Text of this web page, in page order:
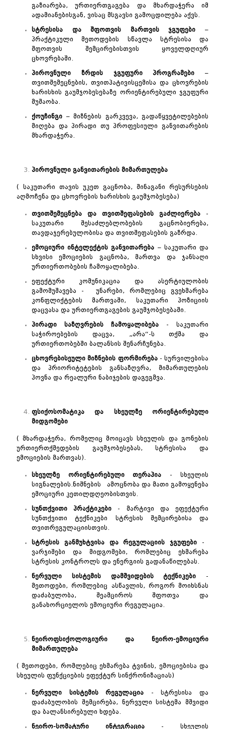
გაზიარება, ურთიერთგაგება და მხარდაჭერა იმ
ადამიანებისგან, ვისაც მსგავსი გამოცდილება აქვს.
სტრესისა და შფოთვის მართვის ჯგუფები –
პრაქტიკული მეთოდების სწავლა სტრესისა და
შფოთვის შემცირებისთვის ყოველდღიურ
ცხოვრებაში.
პიროვნული ზრდის ჯგუფური პროგრამები –
თვითშემეცნების, თვითპატივისცემისა და ცხოვრების
ხარისხის გაუმჯობესებაზე ორიენტირებული ჯგუფური
მუშაობა.
ქოუჩინგი – მიზნების გარკვევა, გადაწყვეტილებების
მიღება და პირადი თუ პროფესიული განვითარების
მხარდაჭერა.
პიროვნული განვითარების მიმართულება
( საკუთარი თავის უკეთ გაცნობა, შინაგანი რესურსების
აღმოჩენა და ცხოვრების ხარისხის გაუმჯობესება)
თვითშემეცნება და თვითშეფასების გაძლიერება -
საკუთარი შესაძლებლობების გაცნობიერება,
თავდაჯერებულობისა და თვითშეფასების გაზრდა.
ემოციური ინტელექტის განვითარება – საკუთარი და
სხვისი ემოციების გაცნობა, მართვა და ჯანსაღი
ურთიერთობების ჩამოყალიბება.
ეფექტური კომუნიკაცია და ასერტიულობის
გამომუშავება - უნარები, რომლებიც გვეხმარება
კონფლიქტების მართვაში, საკუთარი პოზიციის
დაცვასა და ურთიერთგაგების გაუმჯობესებაში.
პირადი საზღვრების ჩამოყალიბება - საკუთარი
საჭიროებების დაცვა, „არა“-ს თქმა და
ურთიერთობებში ბალანსის შენარჩუნება.
ცხოვრებისეული მიზნების ფორმირება- სურვილებისა
და პრიორიტეტების განსაზღვრა, მიმართულების
პოვნა და რეალური ნაბიჯების დაგეგმვა.
ფსიქოსომატიკა და სხეულზე
ორიენტირებული
მიდგომები
( მხარდაჭერა, რომელიც მოიცავს სხეულის და გონების
ურთიერთქმედების გაუმჯობესებას, სტრესისა და
ემოციების მართვას).
სხეულზე ორიენტირებული თერაპია - სხეულის
სიგნალების.ნიშნების ამოცნობა და მათი გამოყენება
ემოციური კეთილდღეობისთვის.
სუნთქვითი პრაქტიკები - მარტივი და ეფექტური
სუნთქვითი ტექნიკები სტრესის შემცირებისა და
თვითრეგულაციისთვის.
სტრესის განმუხტვისა და რეგულაციის ჯგუფები -
ვარჯიშები და მიდგომები, რომლებიც ეხმარება
სტრესის კონტროლს და ენერგიის გადანაწილებას.
ნერვული სისტემის დამშვიდების ტექნიკები -
მეთოდები, რომლებიც ასწავლის, როგორ მოიხსნას
დაძაბულობა, შეამციროს შფოთვა და
განახორციელოს ემოციური რეგულაცია.
ნეიროფსიქოლოგიური და ნეირო-ემოციური
მიმართულება
( მეთოდები, რომლებიც ეხმარება ტვინის, ემოციებისა და
სხეულის ფუნქციების ეფექტურ სინქრონიზაციას)
ნერვული სისტემის რეგულაცია - სტრესისა და
დაძაბულობის შემცირება, ნერვული სისტემა მშვიდი
და ბალანსირებული ხდება.
ნეირო-სომატური ინტეგრაცია - სხეულის